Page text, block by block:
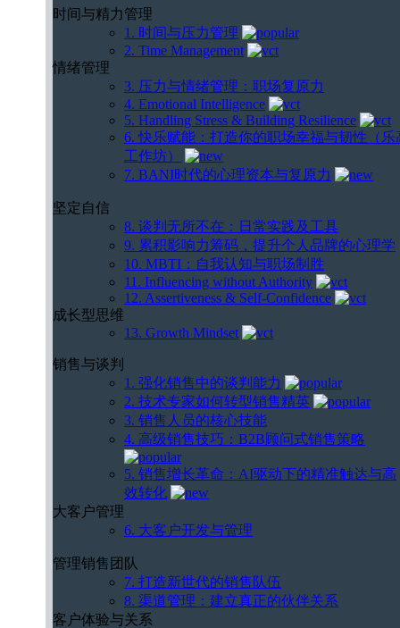
时间与精力管理
1. 时间与压力管理
2. Time Management
情绪管理
3. 压力与情绪管理：职场复原力
4. Emotional Intelligence
5. Handling Stress & Building Resilience
6. 快乐赋能：打造你的职场幸福与韧性（乐
工作坊）
7. BANI时代的心理资本与复原力
坚定自信
8. 谈判无所不在：日常实践及工具
9. 累积影响力筹码，提升个人品牌的心理学
10. MBTI：自我认知与职场制胜
11. Influencing without Authority
12. Assertiveness & Self-Confidence
成长型思维
13. Growth Mindset
销售与谈判
1. 强化销售中的谈判能力
2. 技术专家如何转型销售精英
3. 销售人员的核心技能
4. 高级销售技巧：B2B顾问式销售策略
5. 销售增长革命：AI驱动下的精准触达与高
效转化
大客户管理
6. 大客户开发与管理
管理销售团队
7. 打造新世代的销售队伍
8. 渠道管理：建立真正的伙伴关系
客户体验与关系